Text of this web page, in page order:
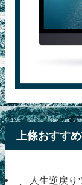
上條おすす
人生逆戻